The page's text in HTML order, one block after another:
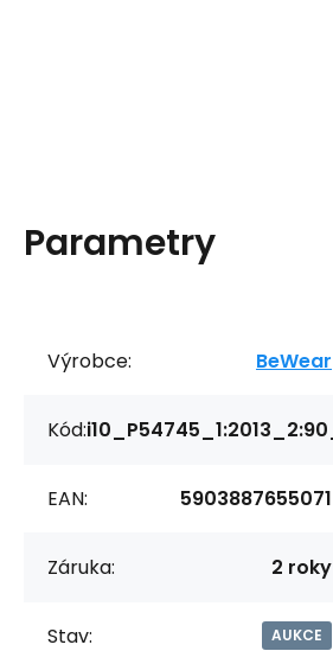
Parametry
Výrobce: BeWear
Kód:i10_P54745_1:2013_2:90_
EAN: 5903887655071
Záruka: 2 roky
Stav: AUKCE